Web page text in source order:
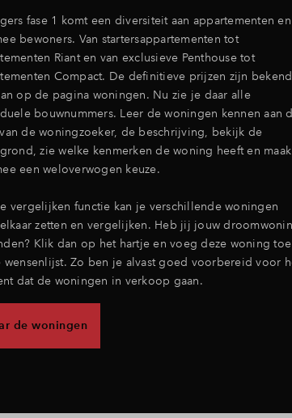
fase 1 komt een diversiteit aan appartementen en
bewoners. Van startersappartementen tot
Riant en van exclusieve Penthouse tot
Compact. De definitieve prijzen zijn bekend
op de pagina woningen. Nu zie je daar alle
bouwnummers. Leer de woningen kennen aan
de woningzoeker, de beschrijving, bekijk de
zie welke kenmerken de woning heeft en maak
een weloverwogen keuze.
vergelijken functie kan je verschillende woningen
elkaar zetten en vergelijken. Heb jij jouw
Klik dan op het hartje en voeg deze woning toe
wensenlijst. Zo ben je alvast goed voorbereid voor
dat de woningen in verkoop gaan.
de woningen